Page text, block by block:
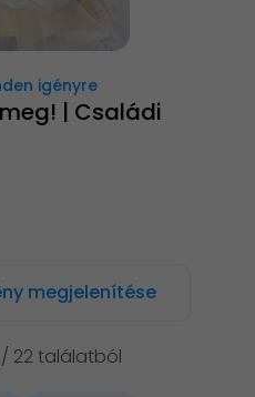
igényre
| Családi
megjelenítése
/ 22 találatból